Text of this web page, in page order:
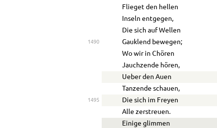
Flieget den hellen
Inseln entgegen,
Die sich auf Wellen
1490
Gauklend bewegen;
Wo wir in Chören
Jauchzende hören,
Ueber den Auen
Tanzende schauen,
1495
Die sich im Freyen
Alle zerstreuen.
Einige glimmen